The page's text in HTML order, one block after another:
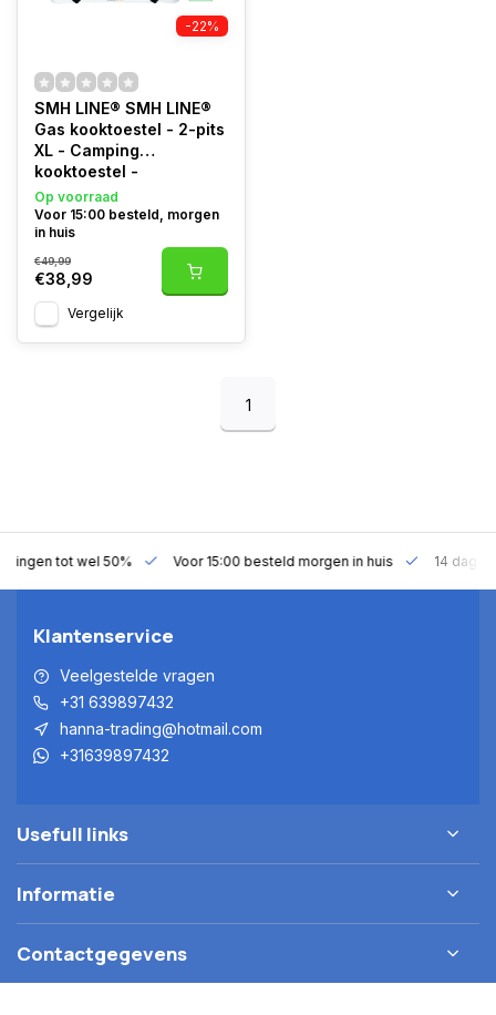
-22%
SMH LINE® SMH LINE®
Gas kooktoestel - 2-pits
XL - Camping
kooktoestel -
Gaskomfoor - Incl.
Gasslang set
Op voorraad
Voor 15:00 besteld, morgen
in huis
€49,99
€38,99
Vergelijk
1
tot wel 50% Voor 15:00 besteld morgen in huis 14 dagen
Klantenservice
Veelgestelde vragen
+31 639897432
hanna-trading@hotmail.com
+31639897432
Usefull links
Informatie
Contactgegevens